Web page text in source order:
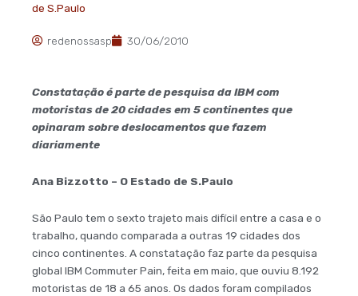
de S.Paulo
redenossasp 30/06/2010
Constatação é parte de pesquisa da IBM com
motoristas de 20 cidades em 5 continentes que
opinaram sobre deslocamentos que fazem
diariamente
Ana Bizzotto – O Estado de S.Paulo
São Paulo tem o sexto trajeto mais difícil entre a casa e o
trabalho, quando comparada a outras 19 cidades dos
cinco continentes. A constatação faz parte da pesquisa
global IBM Commuter Pain, feita em maio, que ouviu 8.192
motoristas de 18 a 65 anos. Os dados foram compilados